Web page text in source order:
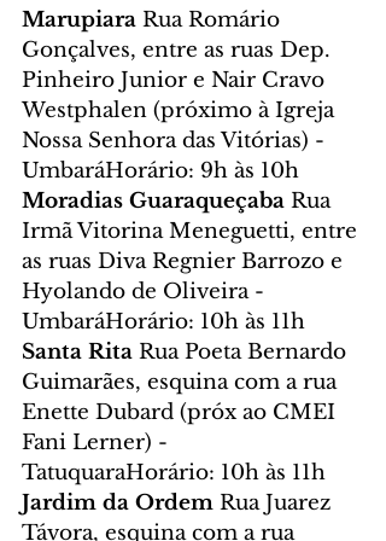
Marupiara Rua Romário
Gonçalves, entre as ruas Dep.
Pinheiro Junior e Nair Cravo
Westphalen (próximo à Igreja
Nossa Senhora das Vitórias) -
UmbaráHorário: 9h às 10h
Moradias Guaraqueçaba Rua
Irmã Vitorina Meneguetti, entre
as ruas Diva Regnier Barrozo e
Hyolando de Oliveira -
UmbaráHorário: 10h às 11h
Santa Rita Rua Poeta Bernardo
Guimarães, esquina com a rua
Enette Dubard (próx ao CMEI
Fani Lerner) -
TatuquaraHorário: 10h às 11h
Jardim da Ordem Rua Juarez
Távora, esquina com a rua